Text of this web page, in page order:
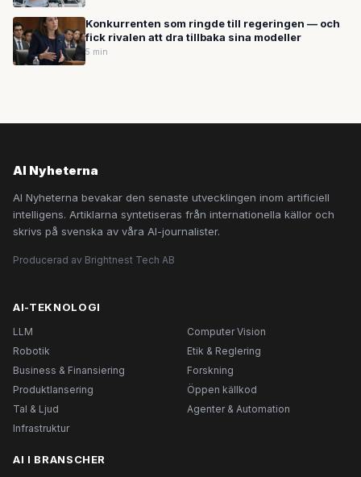
Konkurrenten som ringde till regeringen — och
fick rivalen att dra tillbaka sina modeller
5 min
AI Nyheterna
AI Nyheterna bevakar den senaste utvecklingen inom artificiell
intelligens. Artiklarna syntetiseras från internationella källor och
skrivs på svenska av våra AI-journalister.
Producerad av Brightnest Tech AB
AI-TEKNOLOGI
LLM
Computer Vision
Robotik
Etik & Reglering
Business & Finansiering
Forskning
Produktlansering
Öppen källkod
Tal & Ljud
Agenter & Automation
Infrastruktur
AI I BRANSCHER